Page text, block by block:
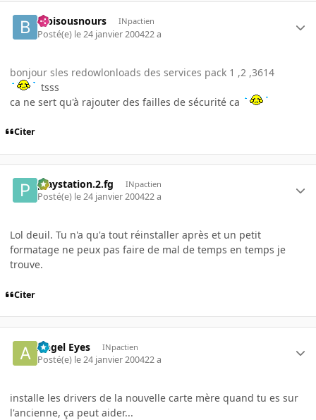
bibisousnours INpactien
Posté(e) le 24 janvier 200422 a
bonjour sles redowlonloads des services pack 1 ,2 ,3614
tsss
ca ne sert qu'à rajouter des failles de sécurité ca
Citer
playstation.2.fg INpactien
Posté(e) le 24 janvier 200422 a
Lol deuil. Tu n'a qu'a tout réinstaller après et un petit
formatage ne peux pas faire de mal de temps en temps je
trouve.
Citer
Angel Eyes INpactien
Posté(e) le 24 janvier 200422 a
installe les drivers de la nouvelle carte mère quand tu es sur
l'ancienne, ça peut aider...